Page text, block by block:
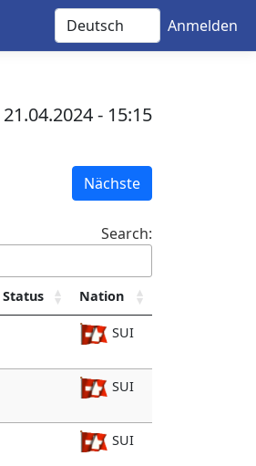
Anmelden
- 15:15
Nächste
Search:
Status Nation
SUI
SUI
SUI